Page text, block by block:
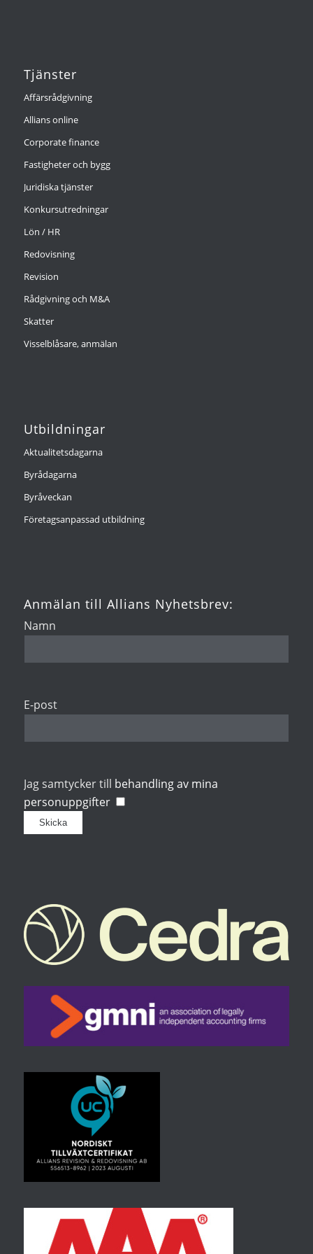
Tjänster
Affärsrådgivning
Allians online
Corporate finance
Fastigheter och bygg
Juridiska tjänster
Konkursutredningar
Lön / HR
Redovisning
Revision
Rådgivning och M&A
Skatter
Visselblåsare, anmälan
Utbildningar
Aktualitetsdagarna
Byrådagarna
Byråveckan
Företagsanpassad utbildning
Anmälan till Allians Nyhetsbrev:
Namn
E-post
Jag samtycker till behandling av mina
personuppgifter